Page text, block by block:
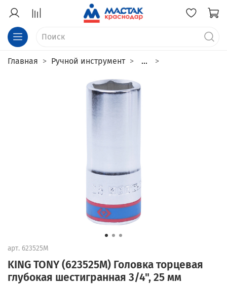
Главная Ручной инструмент ...
арт. 623525M
KING TONY (623525M) Головка торцевая
глубокая шестигранная 3/4", 25 мм